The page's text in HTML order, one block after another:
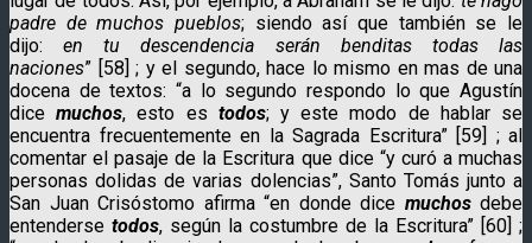
padre de muchos pueblos; siendo así que también se le
dijo:en tu descendencia serán benditas todas las
naciones” [58] ; y el segundo, hace lo mismo en mas de una
docena de textos: “a lo segundo respondo lo que Agustín
dicemuchos, esto es todos; y este modo de hablar se
encuentra frecuentemente en la Sagrada Escritura” [59] ; al
comentar el pasaje de la Escritura que dice “y curó a muchas
personas dolidas de varias dolencias”, Santo Tomás junto a
San Juan Crisóstomo afirma “en donde dice muchosdebe
entenderse todos, según la costumbre de la Escritura” [60] ;